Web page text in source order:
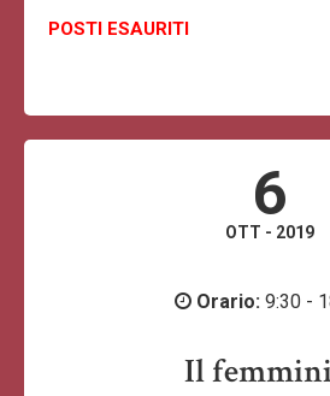
POSTI ESAURITI
6
OTT - 2019
Orario: 9:30 -
Il